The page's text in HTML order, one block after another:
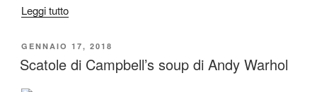
Leggi tutto“Marilyn
di
Andy
PUBBLICATO
IL
GENNAIO 17, 2018
Scatole di Campbell’s soup di Andy Warhol